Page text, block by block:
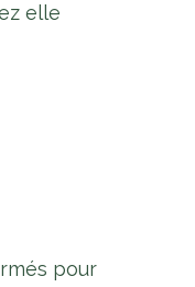
elle
pour